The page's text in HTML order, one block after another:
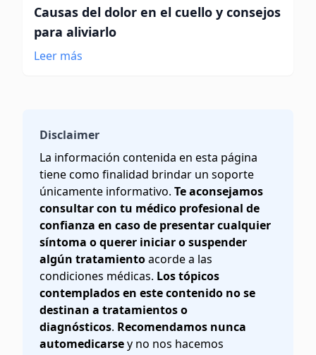
Causas del dolor en el cuello y consejos
para aliviarlo
Leer más
Disclaimer
La información contenida en esta página
tiene como finalidad brindar un soporte
únicamente informativo. Te aconsejamos
consultar con tu médico profesional de
confianza en caso de presentar cualquier
síntoma o querer iniciar o suspender
algún tratamientoacorde a las
condiciones médicas. Los tópicos
contemplados en este contenido no se
destinan a tratamientos o
diagnósticos. Recomendamos nunca
automedicarsey no nos hacemos